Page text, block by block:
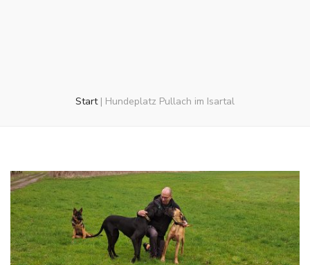
Start | Hundeplatz Pullach im Isartal